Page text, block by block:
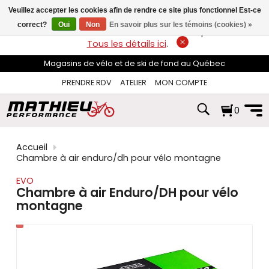
flèches
haut
et
pour
sélectionner
disponible.
Appuyez
pour
accéder
de
recherche
sélectionné.
LIVRAISON GRATUITEsur les commandes de plus de 74$*.
Tous les détails ici.
Magasins de vélo et de ski de fond au Québec
PRENDRE RDV
ATELIER MON COMPTE
0
Accueil
Chambre à air enduro/dh pour vélo montagne
EVO
Chambre à air Enduro/DH pour vélo
montagne
Veuillez accepter les cookies afin de rendre ce site plus fonctionnel Est-ce
correct?
Oui Non En savoir plus sur les témoins (cookies) »